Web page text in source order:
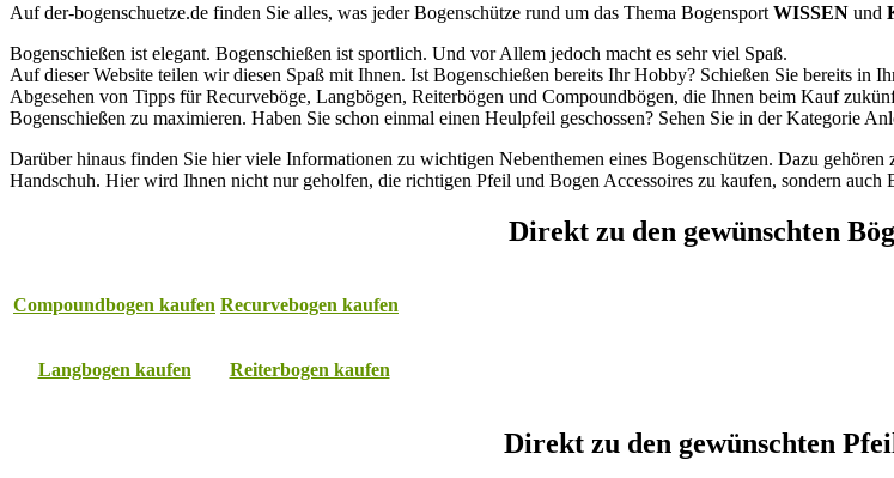
Auf der-bogenschuetze.de finden Sie alles, was jeder Bogenschütze rund um das Thema Bogensport WISSEN und
Bogenschießen ist elegant. Bogenschießen ist sportlich. Und vor Allem jedoch macht es sehr viel Spaß.
Auf dieser Website teilen wir diesen Spaß mit Ihnen. Ist Bogenschießen bereits Ihr Hobby? Schießen Sie bereits in
Abgesehen von Tipps für Recurveböge, Langbögen, Reiterbögen und Compoundbögen, die Ihnen beim Kauf
Bogenschießen zu maximieren. Haben Sie schon einmal einen Heulpfeil geschossen? Sehen Sie in der Kategorie
Darüber hinaus finden Sie hier viele Informationen zu wichtigen Nebenthemen eines Bogenschützen. Dazu
Handschuh. Hier wird Ihnen nicht nur geholfen, die richtigen Pfeil und Bogen Accessoires zu kaufen, sondern auch
Direkt zu den gewünschten
Compoundbogen kaufen Recurvebogen kaufen
Langbogen kaufen Reiterbogen kaufen
Direkt zu den gewünschten